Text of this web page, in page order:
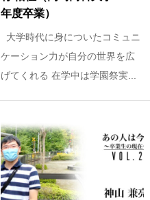
年度卒業）
大学時代に身についたコミュニ
ケーション力が自分の世界を広
げてくれる 在学中は学園祭実...